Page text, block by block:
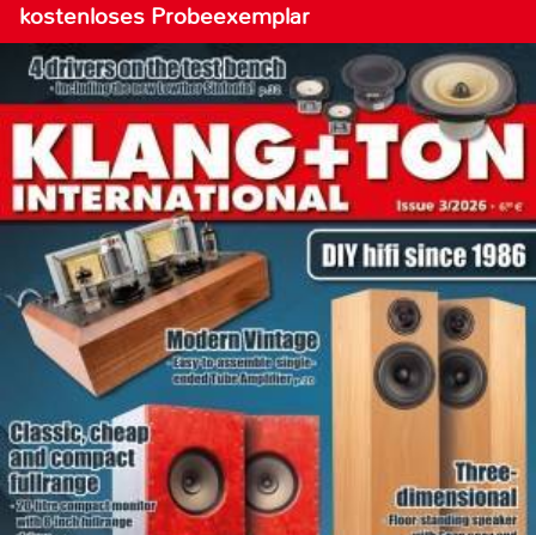
kostenloses Probeexemplar